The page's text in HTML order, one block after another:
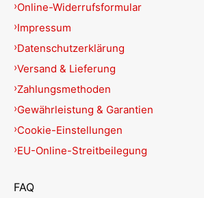
Online-Widerrufsformular
Impressum
Datenschutzerklärung
Versand & Lieferung
Zahlungsmethoden
Gewährleistung & Garantien
Cookie-Einstellungen
EU-Online-Streitbeilegung
FAQ